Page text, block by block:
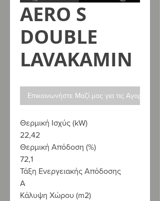
AERO S
DOUBLE
LAVAKAMIN
Επικοινωνήστε Μαζί μας για τις Αγορές σας
Θερμική Ισχύς (kW)
22,42
Θερμική Απόδοση (%)
72,1
Τάξη Ενεργειακής Απόδοσης
A
Κάλυψη Χώρου (m2)